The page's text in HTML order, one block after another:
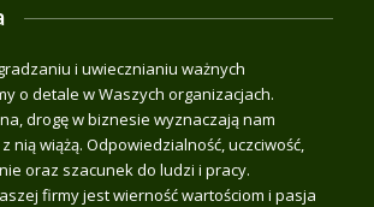
i uwiecznianiu ważnych
o detale w Waszych organizacjach.
drogę w biznesie wyznaczają nam
nią wiążą. Odpowiedzialność, uczciwość,
oraz szacunek do ludzi i pracy.
firmy jest wierność wartościom i pasja